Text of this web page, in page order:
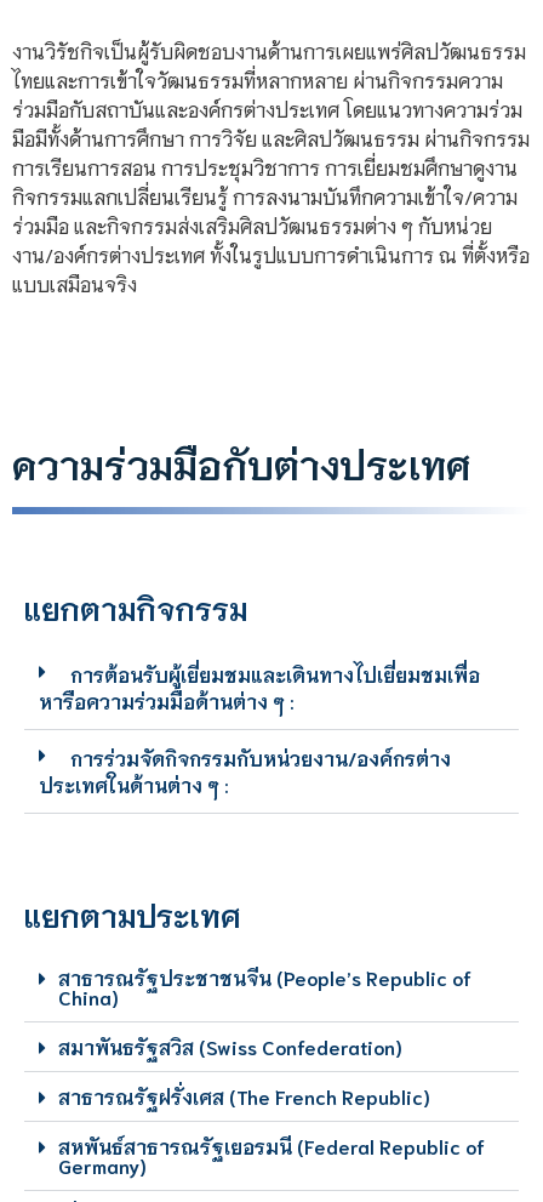
งานวิรัชกิจเป็นผู้รับผิดชอบงานด้านการเผยแพร่ศิลปวัฒนธรรม
ไทยและการเข้าใจวัฒนธรรมที่หลากหลาย ผ่านกิจกรรมความ
ร่วมมือกับสถาบันและองค์กรต่างประเทศ โดยแนวทางความร่วม
มือมีทั้งด้านการศึกษา การวิจัย และศิลปวัฒนธรรม ผ่านกิจกรรม
การเรียนการสอน การประชุมวิชาการ การเยี่ยมชมศึกษาดูงาน
กิจกรรมแลกเปลี่ยนเรียนรู้ การลงนามบันทึกความเข้าใจ/ความ
ร่วมมือ และกิจกรรมส่งเสริมศิลปวัฒนธรรมต่าง ๆ กับหน่วย
งาน/องค์กรต่างประเทศ ทั้งในรูปแบบการดำเนินการ ณ ที่ตั้งหรือ
แบบเสมือนจริง
ความร่วมมือกับต่างประเทศ
แยกตามกิจกรรม
การต้อนรับผู้เยี่ยมชมและเดินทางไปเยี่ยมชมเพื่อ
หารือความร่วมมือด้านต่าง ๆ :
การร่วมจัดกิจกรรมกับหน่วยงาน/องค์กรต่าง
ประเทศในด้านต่าง ๆ :
แยกตามประเทศ
สาธารณรัฐประชาชนจีน (People’s Republic of
China)
สมาพันธรัฐสวิส (Swiss Confederation)
สาธารณรัฐฝรั่งเศส (The French Republic)
สหพันธ์สาธารณรัฐเยอรมนี (Federal Republic of
Germany)